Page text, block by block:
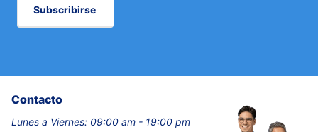
Subscribirse
Contacto
Lunes a Viernes: 09:00 am - 19:00 pm